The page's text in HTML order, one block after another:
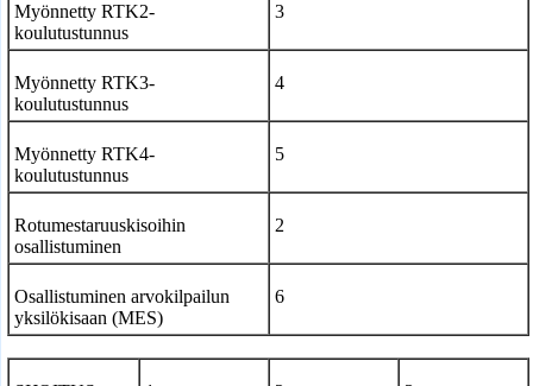
Myönnetty RTK2-
koulutustunnus
3
Myönnetty RTK3-
koulutustunnus
4
Myönnetty RTK4-
koulutustunnus
5
Rotumestaruuskisoihin
osallistuminen
2
Osallistuminen arvokilpailun
yksilökisaan (MES)
6